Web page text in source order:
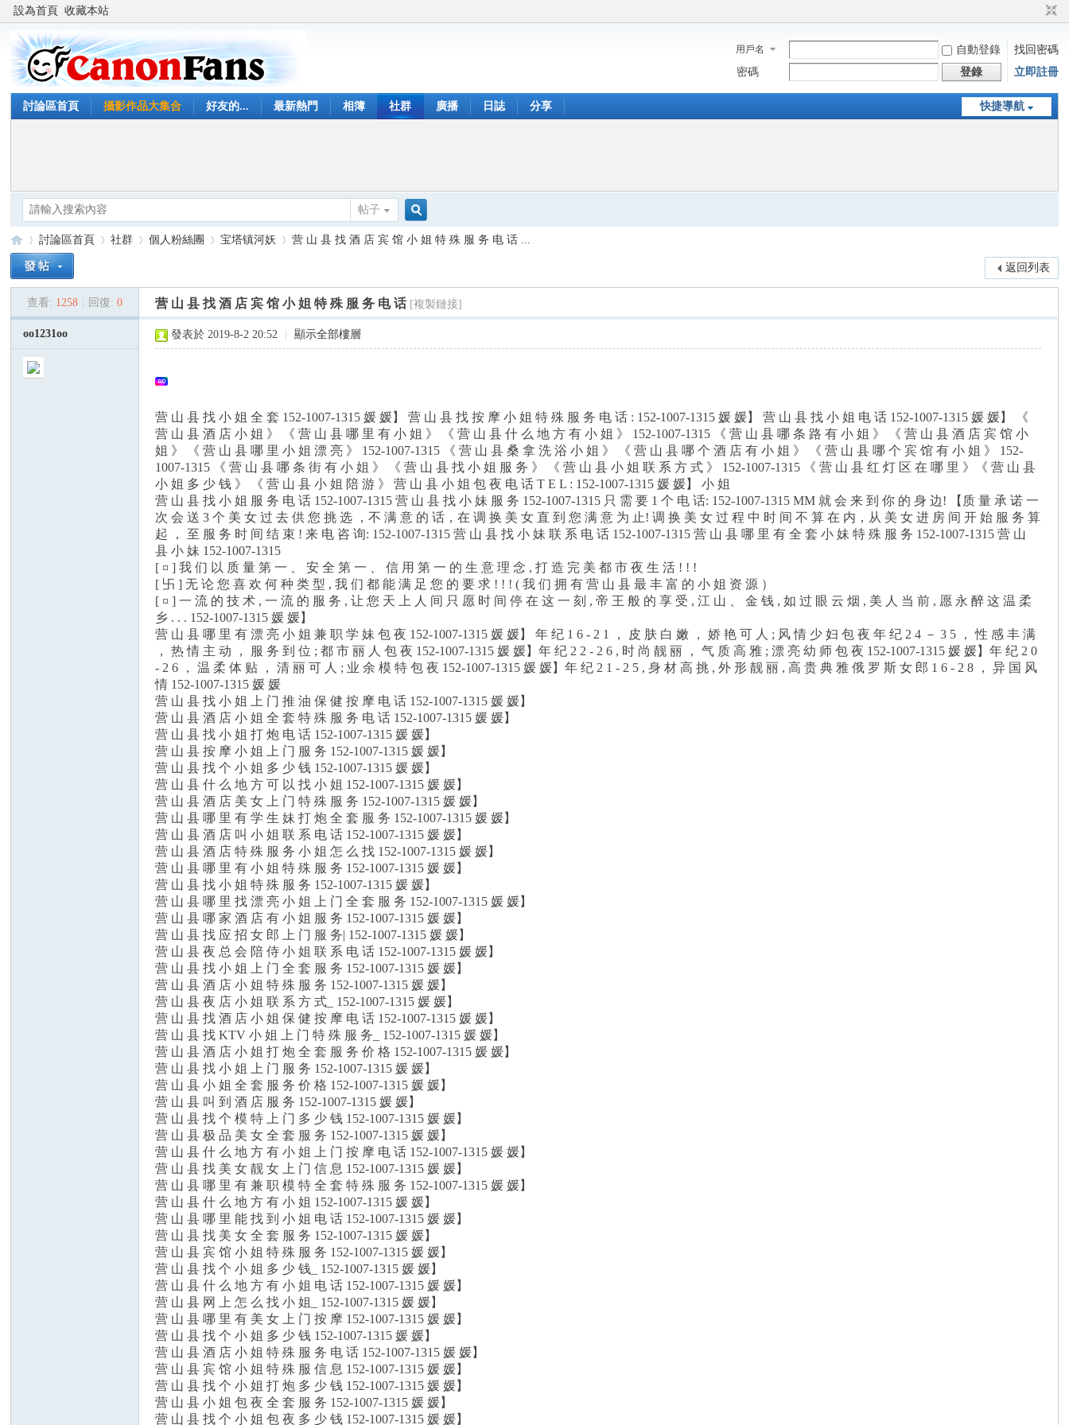
設為首頁 收藏本站
用戶名 自動登錄
找回密碼
密碼
登錄 立即註冊
快捷導航
討論區首頁 攝影作品大集合 好友的... 最新熱門 相簿 社群 廣播 日誌 分享
帖子
搜
索
»
討論區首頁
›
社群 個人粉絲團
›
宝塔镇河妖
›
营 山 县 找 酒 店 宾 馆 小 姐 特 殊 服 务 电 话 ...
返回列表
查看: 1258 回復: 0 营 山 县 找 酒 店 宾 馆 小 姐 特 殊 服 务 电 话 [複製鏈接]
oo1231oo 發表於 2019-8-2 20:52 顯示全部樓層
营 山 县 找 小 姐 全 套 152-1007-1315 媛 媛】 营 山 县 找 按 摩 小 姐 特 殊 服 务 电 话 : 152-1007-1315 媛 媛】 营 山 县 找 小 姐 电 话 152-1007-1315 媛 媛】 《
营 山 县 酒 店 小 姐 》 《 营 山 县 哪 里 有 小 姐 》 《 营 山 县 什 么 地 方 有 小 姐 》 152-1007-1315 《 营 山 县 哪 条 路 有 小 姐 》 《 营 山 县 酒 店 宾 馆 小
姐 》 《 营 山 县 哪 里 小 姐 漂 亮 》 152-1007-1315 《 营 山 县 桑 拿 洗 浴 小 姐 》 《 营 山 县 哪 个 酒 店 有 小 姐 》 《 营 山 县 哪 个 宾 馆 有 小 姐 》 152-
1007-1315 《 营 山 县 哪 条 街 有 小 姐 》 《 营 山 县 找 小 姐 服 务 》 《 营 山 县 小 姐 联 系 方 式 》 152-1007-1315 《 营 山 县 红 灯 区 在 哪 里 》《 营 山 县
小 姐 多 少 钱 》 《 营 山 县 小 姐 陪 游 》 营 山 县 小 姐 包 夜 电 话 T E L : 152-1007-1315 媛 媛】 小 姐
营 山 县 找 小 姐 服 务 电 话 152-1007-1315 营 山 县 找 小 妹 服 务 152-1007-1315 只 需 要 1 个 电 话: 152-1007-1315 MM 就 会 来 到 你 的 身 边! 【质 量 承 诺 一
次 会 送 3 个 美 女 过 去 供 您 挑 选 ，不 满 意 的 话，在 调 换 美 女 直 到 您 满 意 为 止! 调 换 美 女 过 程 中 时 间 不 算 在 内，从 美 女 进 房 间 开 始 服 务 算
起 ， 至 服 务 时 间 结 束 ! 来 电 咨 询: 152-1007-1315 营 山 县 找 小 妹 联 系 电 话 152-1007-1315 营 山 县 哪 里 有 全 套 小 妹 特 殊 服 务 152-1007-1315 营 山
县 小 妹 152-1007-1315
[ ¤ ] 我 们 以 质 量 第 一 、 安 全 第 一 、 信 用 第 一 的 生 意 理 念 , 打 造 完 美 都 市 夜 生 活 ! ! !
[ 卐 ] 无 论 您 喜 欢 何 种 类 型 , 我 们 都 能 满 足 您 的 要 求 ! ! ! ( 我 们 拥 有 营 山 县 最 丰 富 的 小 姐 资 源 ）
[ ¤ ] 一 流 的 技 术 , 一 流 的 服 务 , 让 您 天 上 人 间 只 愿 时 间 停 在 这 一 刻 , 帝 王 般 的 享 受 , 江 山 、 金 钱 , 如 过 眼 云 烟 , 美 人 当 前 , 愿 永 醉 这 温 柔
乡 . . . 152-1007-1315 媛 媛】
营 山 县 哪 里 有 漂 亮 小 姐 兼 职 学 妹 包 夜 152-1007-1315 媛 媛】 年 纪 1 6 - 2 1 ， 皮 肤 白 嫩 ， 娇 艳 可 人 ; 风 情 少 妇 包 夜 年 纪 2 4 － 3 5 ， 性 感 丰 满
， 热 情 主 动 ， 服 务 到 位 ; 都 市 丽 人 包 夜 152-1007-1315 媛 媛】年 纪 2 2 - 2 6 , 时 尚 靓 丽 ， 气 质 高 雅 ; 漂 亮 幼 师 包 夜 152-1007-1315 媛 媛】年 纪 2 0
- 2 6 ， 温 柔 体 贴 ， 清 丽 可 人 ; 业 余 模 特 包 夜 152-1007-1315 媛 媛】年 纪 2 1 - 2 5 , 身 材 高 挑 , 外 形 靓 丽 , 高 贵 典 雅 俄 罗 斯 女 郎 1 6 - 2 8 ， 异 国 风
情 152-1007-1315 媛 媛
营 山 县 找 小 姐 上 门 推 油 保 健 按 摩 电 话 152-1007-1315 媛 媛】
营 山 县 酒 店 小 姐 全 套 特 殊 服 务 电 话 152-1007-1315 媛 媛】
营 山 县 找 小 姐 打 炮 电 话 152-1007-1315 媛 媛】
营 山 县 按 摩 小 姐 上 门 服 务 152-1007-1315 媛 媛】
营 山 县 找 个 小 姐 多 少 钱 152-1007-1315 媛 媛】
营 山 县 什 么 地 方 可 以 找 小 姐 152-1007-1315 媛 媛】
营 山 县 酒 店 美 女 上 门 特 殊 服 务 152-1007-1315 媛 媛】
营 山 县 哪 里 有 学 生 妹 打 炮 全 套 服 务 152-1007-1315 媛 媛】
营 山 县 酒 店 叫 小 姐 联 系 电 话 152-1007-1315 媛 媛】
营 山 县 酒 店 特 殊 服 务 小 姐 怎 么 找 152-1007-1315 媛 媛】
营 山 县 哪 里 有 小 姐 特 殊 服 务 152-1007-1315 媛 媛】
营 山 县 找 小 姐 特 殊 服 务 152-1007-1315 媛 媛】
营 山 县 哪 里 找 漂 亮 小 姐 上 门 全 套 服 务 152-1007-1315 媛 媛】
营 山 县 哪 家 酒 店 有 小 姐 服 务 152-1007-1315 媛 媛】
营 山 县 找 应 招 女 郎 上 门 服 务| 152-1007-1315 媛 媛】
营 山 县 夜 总 会 陪 侍 小 姐 联 系 电 话 152-1007-1315 媛 媛】
营 山 县 找 小 姐 上 门 全 套 服 务 152-1007-1315 媛 媛】
营 山 县 酒 店 小 姐 特 殊 服 务 152-1007-1315 媛 媛】
营 山 县 夜 店 小 姐 联 系 方 式_ 152-1007-1315 媛 媛】
营 山 县 找 酒 店 小 姐 保 健 按 摩 电 话 152-1007-1315 媛 媛】
营 山 县 找 KTV 小 姐 上 门 特 殊 服 务_ 152-1007-1315 媛 媛】
营 山 县 酒 店 小 姐 打 炮 全 套 服 务 价 格 152-1007-1315 媛 媛】
营 山 县 找 小 姐 上 门 服 务 152-1007-1315 媛 媛】
营 山 县 小 姐 全 套 服 务 价 格 152-1007-1315 媛 媛】
营 山 县 叫 到 酒 店 服 务 152-1007-1315 媛 媛】
营 山 县 找 个 模 特 上 门 多 少 钱 152-1007-1315 媛 媛】
营 山 县 极 品 美 女 全 套 服 务 152-1007-1315 媛 媛】
营 山 县 什 么 地 方 有 小 姐 上 门 按 摩 电 话 152-1007-1315 媛 媛】
营 山 县 找 美 女 靓 女 上 门 信 息 152-1007-1315 媛 媛】
营 山 县 哪 里 有 兼 职 模 特 全 套 特 殊 服 务 152-1007-1315 媛 媛】
营 山 县 什 么 地 方 有 小 姐 152-1007-1315 媛 媛】
营 山 县 哪 里 能 找 到 小 姐 电 话 152-1007-1315 媛 媛】
营 山 县 找 美 女 全 套 服 务 152-1007-1315 媛 媛】
营 山 县 宾 馆 小 姐 特 殊 服 务 152-1007-1315 媛 媛】
营 山 县 找 个 小 姐 多 少 钱_ 152-1007-1315 媛 媛】
营 山 县 什 么 地 方 有 小 姐 电 话 152-1007-1315 媛 媛】
营 山 县 网 上 怎 么 找 小 姐_ 152-1007-1315 媛 媛】
营 山 县 哪 里 有 美 女 上 门 按 摩 152-1007-1315 媛 媛】
营 山 县 找 个 小 姐 多 少 钱 152-1007-1315 媛 媛】
营 山 县 酒 店 小 姐 特 殊 服 务 电 话 152-1007-1315 媛 媛】
营 山 县 宾 馆 小 姐 特 殊 服 信 息 152-1007-1315 媛 媛】
营 山 县 找 个 小 姐 打 炮 多 少 钱 152-1007-1315 媛 媛】
营 山 县 小 姐 包 夜 全 套 服 务 152-1007-1315 媛 媛】
营 山 县 找 个 小 姐 包 夜 多 少 钱 152-1007-1315 媛 媛】